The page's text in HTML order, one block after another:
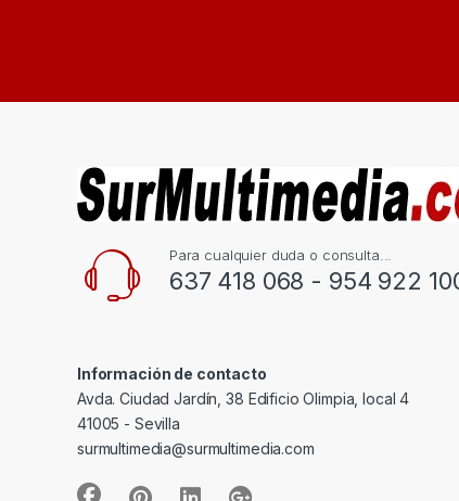
Para cualquier duda o consulta...
637 418 068 - 954 922
Información de contacto
Avda. Ciudad Jardín, 38 Edificio Olimpia, local 4
41005 - Sevilla
surmultimedia@surmultimedia.com